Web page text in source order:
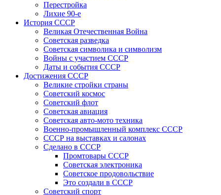
Перестройка
Лихие 90-е
История СССР
Великая Отечественная Война
Советская разведка
Советская символика и символизм
Войны с участием СССР
Даты и события СССР
Достижения СССР
Великие стройки страны
Советский космос
Советский флот
Советская авиация
Советская авто-мото техника
Военно-промышленный комплекс СССР
СССР на выставках и салонах
Сделано в СССР
Промтовары СССР
Советская электроника
Советское продовольствие
Это создали в СССР
Советский спорт